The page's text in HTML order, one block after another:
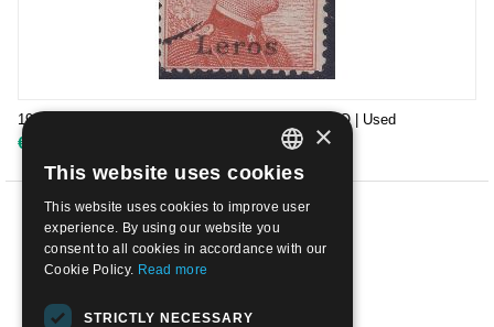
1921 Egeo emissioni per ciascuna isola 20c - LERO | Used
€
PREV
ITALIAN
ENGLISH
×
This website uses cookies
This website uses cookies to improve user
experience. By using our website you
consent to all cookies in accordance with our
Cookie Policy. Read more
STRICTLY NECESSARY